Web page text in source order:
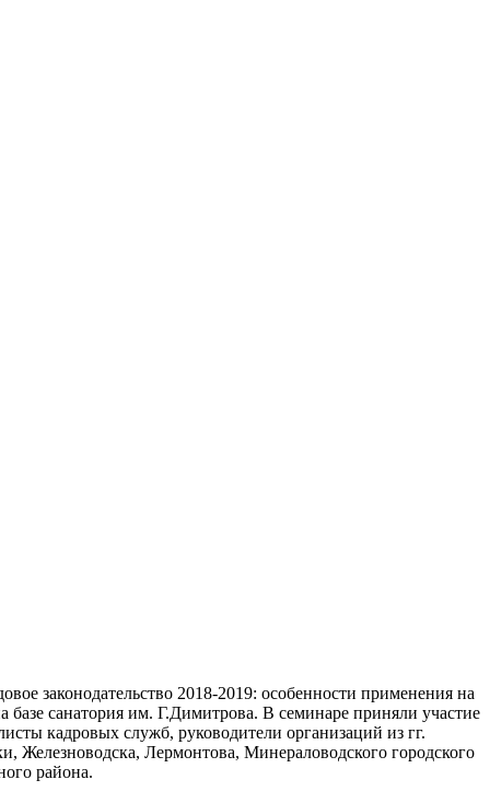
законодательство 2018-2019: особенности применения на
базе санатория им. Г.Димитрова. В семинаре приняли участие
кадровых служб, руководители организаций из гг.
Железноводска, Лермонтова, Минераловодского городского
района.